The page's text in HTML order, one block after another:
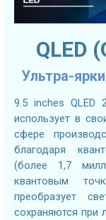
QLED
Ультра-
9.5 inches QLED
использует в
сфере
благодаря
(более 1,7
квантовым
преобразует
сохраняются при